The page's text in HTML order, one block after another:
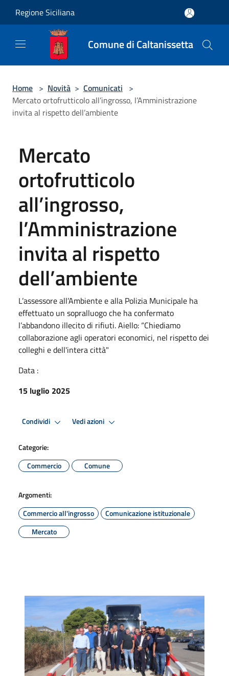
Regione Siciliana
Comune di Caltanissetta
Home > Novità > Comunicati >
Mercato ortofrutticolo all’ingrosso, l’Amministrazione
invita al rispetto dell’ambiente
Mercato
ortofrutticolo
all’ingrosso,
l’Amministrazione
invita al rispetto
dell’ambiente
L’assessore all’Ambiente e alla Polizia Municipale ha
effettuato un sopralluogo che ha confermato
l’abbandono illecito di rifiuti. Aiello: “Chiediamo
collaborazione agli operatori economici, nel rispetto dei
colleghi e dell'intera città"
Data :
15 luglio 2025
Condividi Vedi azioni
Categorie:
Commercio
Comune
Argomenti:
Commercio all'ingrosso
Comunicazione istituzionale
Mercato